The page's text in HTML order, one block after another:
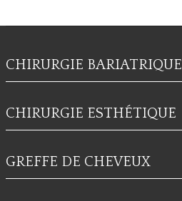
CHIRURGIE BARIATRIQUE
CHIRURGIE ESTHÉTIQUE
GREFFE DE CHEVEUX